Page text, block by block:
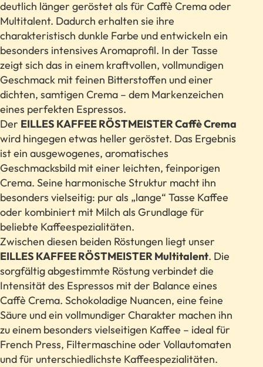
deutlich länger geröstet als für Caffè Crema oder
Multitalent. Dadurch erhalten sie ihre
charakteristisch dunkle Farbe und entwickeln ein
besonders intensives Aromaprofil. In der Tasse
zeigt sich das in einem kraftvollen, vollmundigen
Geschmack mit feinen Bitterstoffen und einer
dichten, samtigen Crema – dem Markenzeichen
eines perfekten Espressos.
Der EILLES KAFFEE RÖSTMEISTER Caffè Crema
wird hingegen etwas heller geröstet. Das Ergebnis
ist ein ausgewogenes, aromatisches
Geschmacksbild mit einer leichten, feinporigen
Crema. Seine harmonische Struktur macht ihn
besonders vielseitig: pur als „lange“ Tasse Kaffee
oder kombiniert mit Milch als Grundlage für
beliebte Kaffeespezialitäten.
Zwischen diesen beiden Röstungen liegt unser
EILLES KAFFEE RÖSTMEISTER Multitalent. Die
sorgfältig abgestimmte Röstung verbindet die
Intensität des Espressos mit der Balance eines
Caffè Crema. Schokoladige Nuancen, eine feine
Säure und ein vollmundiger Charakter machen ihn
zu einem besonders vielseitigen Kaffee – ideal für
French Press, Filtermaschine oder Vollautomaten
und für unterschiedlichste Kaffeespezialitäten.